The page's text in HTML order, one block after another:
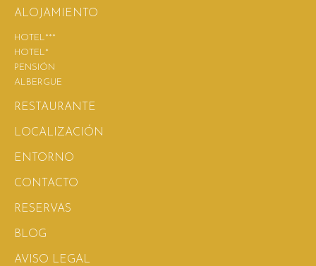
ALOJAMIENTO
HOTEL***
HOTEL*
PENSIÓN
ALBERGUE
RESTAURANTE
LOCALIZACIÓN
ENTORNO
CONTACTO
RESERVAS
BLOG
AVISO LEGAL